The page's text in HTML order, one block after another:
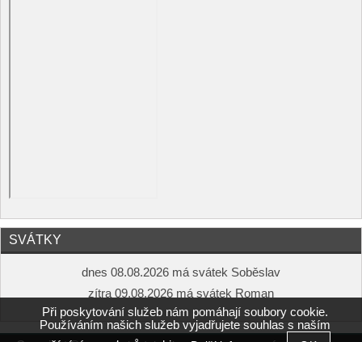
SVÁTKY
dnes 08.08.2026 má svátek Soběslav
zítra 09.08.2026 má svátek Roman
Při poskytování služeb nám pomáhají soubory cookie.
Používáním našich služeb vyjadřujete souhlas s naším